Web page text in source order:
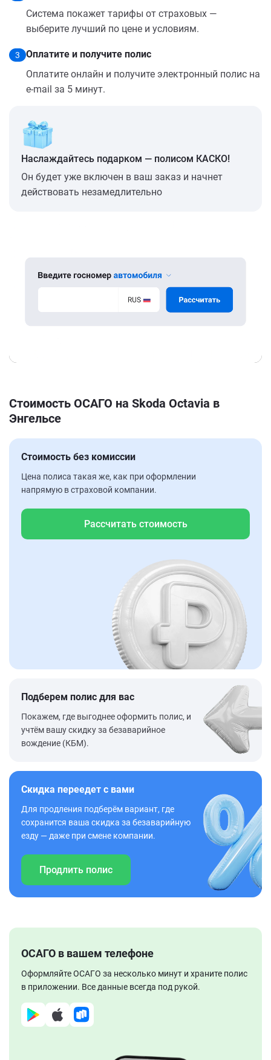
Система покажет тарифы от страховых —
выберите лучший по цене и условиям.
3
Оплатите и получите полис
Оплатите онлайн и получите электронный полис на
e-mail за 5 минут.
Наслаждайтесь подарком — полисом КАСКО!
Он будет уже включен в ваш заказ и начнет
действовать незамедлительно
Стоимость ОСАГО на Skoda Octavia в
Энгельсе
Стоимость без комиссии
Цена полиса такая же, как при оформлении
напрямую в страховой компании.
Рассчитать стоимость
Подберем полис для вас
Покажем, где выгоднее оформить полис, и
учтём вашу скидку за безаварийное
вождение (КБМ).
Скидка переедет с вами
Для продления подберём вариант, где
сохранится ваша скидка за безаварийную
езду — даже при смене компании.
Продлить полис
ОСАГО в вашем телефоне
Оформляйте ОСАГО за несколько минут и храните полис
в приложении. Все данные всегда под рукой.